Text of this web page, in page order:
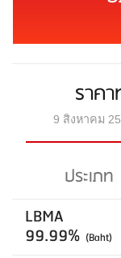
ราค
9 สิงหาคม
ประเภท
LBMA
99.99% (Baht)